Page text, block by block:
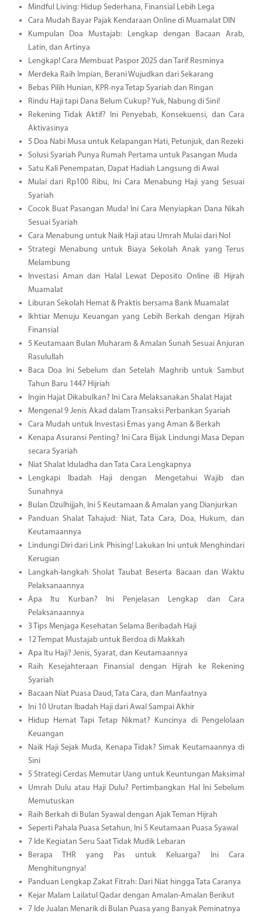
Mindful Living: Hidup Sederhana, Finansial Lebih Lega
Cara Mudah Bayar Pajak Kendaraan Online di Muamalat DIN
Kumpulan Doa Mustajab: Lengkap dengan Bacaan Arab,
Latin, dan Artinya
Lengkap! Cara Membuat Paspor 2025 dan Tarif Resminya
Merdeka Raih Impian, Berani Wujudkan dari Sekarang
Bebas Pilih Hunian, KPR-nya Tetap Syariah dan Ringan
Rindu Haji tapi Dana Belum Cukup? Yuk, Nabung di Sini!
Rekening Tidak Aktif? Ini Penyebab, Konsekuensi, dan Cara
Aktivasinya
5 Doa Nabi Musa untuk Kelapangan Hati, Petunjuk, dan Rezeki
Solusi Syariah Punya Rumah Pertama untuk Pasangan Muda
Satu Kali Penempatan, Dapat Hadiah Langsung di Awal
Mulai dari Rp100 Ribu, Ini Cara Menabung Haji yang Sesuai
Syariah
Cocok Buat Pasangan Muda! Ini Cara Menyiapkan Dana Nikah
Sesuai Syariah
Cara Menabung untuk Naik Haji atau Umrah Mulai dari Nol
Strategi Menabung untuk Biaya Sekolah Anak yang Terus
Melambung
Investasi Aman dan Halal Lewat Deposito Online iB Hijrah
Muamalat
Liburan Sekolah Hemat & Praktis bersama Bank Muamalat
Ikhtiar Menuju Keuangan yang Lebih Berkah dengan Hijrah
Finansial
5 Keutamaan Bulan Muharam & Amalan Sunah Sesuai Anjuran
Rasulullah
Baca Doa Ini Sebelum dan Setelah Maghrib untuk Sambut
Tahun Baru 1447 Hijriah
Ingin Hajat Dikabulkan? Ini Cara Melaksanakan Shalat Hajat
Mengenal 9 Jenis Akad dalam Transaksi Perbankan Syariah
Cara Mudah untuk Investasi Emas yang Aman & Berkah
Kenapa Asuransi Penting? Ini Cara Bijak Lindungi Masa Depan
secara Syariah
Niat Shalat Iduladha dan Tata Cara Lengkapnya
Lengkapi Ibadah Haji dengan Mengetahui Wajib dan
Sunahnya
Bulan Dzulhijjah, Ini 5 Keutamaan & Amalan yang Dianjurkan
Panduan Shalat Tahajud: Niat, Tata Cara, Doa, Hukum, dan
Keutamaannya
Lindungi Diri dari Link Phising! Lakukan Ini untuk Menghindari
Kerugian
Langkah-langkah Sholat Taubat Beserta Bacaan dan Waktu
Pelaksanaannya
Apa Itu Kurban? Ini Penjelasan Lengkap dan Cara
Pelaksanaannya
3 Tips Menjaga Kesehatan Selama Beribadah Haji
12 Tempat Mustajab untuk Berdoa di Makkah
Apa Itu Haji? Jenis, Syarat, dan Keutamaannya
Raih Kesejahteraan Finansial dengan Hijrah ke Rekening
Syariah
Bacaan Niat Puasa Daud, Tata Cara, dan Manfaatnya
Ini 10 Urutan Ibadah Haji dari Awal Sampai Akhir
Hidup Hemat Tapi Tetap Nikmat? Kuncinya di Pengelolaan
Keuangan
Naik Haji Sejak Muda, Kenapa Tidak? Simak Keutamaannya di
Sini
5 Strategi Cerdas Memutar Uang untuk Keuntungan Maksimal
Umrah Dulu atau Haji Dulu? Pertimbangkan Hal Ini Sebelum
Memutuskan
Raih Berkah di Bulan Syawal dengan Ajak Teman Hijrah
Seperti Pahala Puasa Setahun, Ini 5 Keutamaan Puasa Syawal
7 Ide Kegiatan Seru Saat Tidak Mudik Lebaran
Berapa THR yang Pas untuk Keluarga? Ini Cara
Menghitungnya!
Panduan Lengkap Zakat Fitrah: Dari Niat hingga Tata Caranya
Kejar Malam Lailatul Qadar dengan Amalan-Amalan Berikut
7 Ide Jualan Menarik di Bulan Puasa yang Banyak Peminatnya